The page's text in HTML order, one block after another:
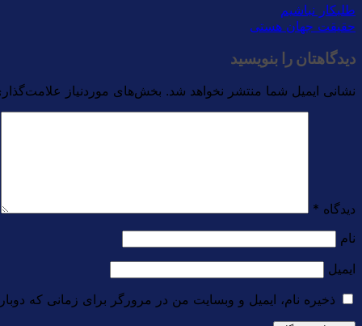
طلبکار نباشیم
حقیقت جهان هستی
دیدگاهتان را بنویسید
نشانی ایمیل شما منتشر نخواهد شد. بخش‌های موردنیاز
دیدگاه *
نام
ایمیل
ذخیره نام، ایمیل و وبسایت من در مرورگر برای زمانی که